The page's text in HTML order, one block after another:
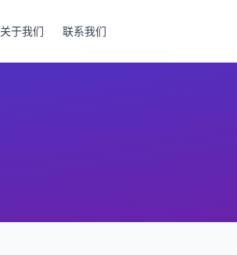
关于我们 联系我们